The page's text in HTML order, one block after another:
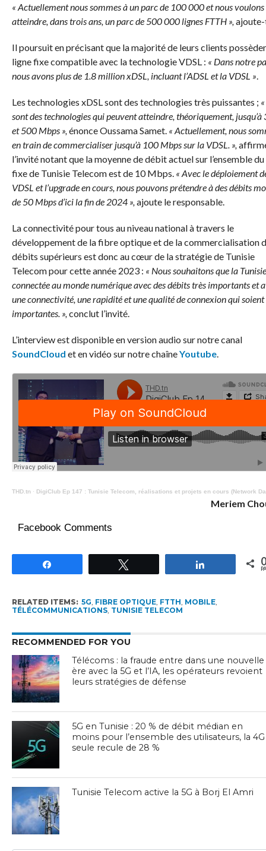
« Actuellement nous sommes à un parc de 100 000 et nous voulons
atteindre, dans trois ans, un parc de 500 000 lignes FTTH »,
Il poursuit en précisant que la majorité de leurs clients
ligne fixe compatible avec la technologie VDSL : « Dans notre
nous avons plus de 1.8 million xDSL, incluant l’ADSL et la VDSL ».
Les technologies xDSL sont des technologies très puissantes ;
sont des technologies qui peuvent atteindre, théoriquement, jusqu’à
et 500 Mbps »,énonce Oussama Samet. « Actuellement, nous
en train de commercialiser jusqu’à 100 Mbps sur la VDSL. »,
l’invité notant que la moyenne de débit actuel sur l’ensemble
fixe de Tunisie Telecom est de 10 Mbps. « Avec le déploiement
VDSL et l’upgrade en cours, nous pouvons prétendre à des débits
de 50 Mbps d’ici la fin de 2024 »,ajoute le responsable.
La connectivité pour tous au niveau national à travers le
développement de la fibre optique et de la commercialisation
débits supérieurs est donc au cœur de la stratégie de Tunisie
Telecom pour cette année 2023 : « Nous souhaitons que la
connectée au monde numérique avec des débits très importants et
une connectivité, une rapidité et une qualité de connexion qui soient
importantes. »,conclut l’invité.
L’interview est disponible en version audio sur notre canal
SoundCloud et en vidéo sur notre chaîneYoutube.
THD.tn· DigiClub Ep 147 : Tunisie Telecom, réalisations et projets en cours (Network
Meriem
Facebook Comments
0
RELATED ITEMS: 5G FIBRE OPTIQUE, FTTH MOBILE,
TÉLÉCOMMUNICATIONS, TUNISIE TELECOM
RECOMMENDED FOR YOU
Télécoms : la fraude entre dans une nouvelle
ère avec la 5G et l’IA, les opérateurs revoient
leurs stratégies de défense
5G en Tunisie : 20 % de débit médian en
moins pour l’ensemble des utilisateurs, la 4G
seule recule de 28 %
Tunisie Telecom active la 5G à Borj El Amri